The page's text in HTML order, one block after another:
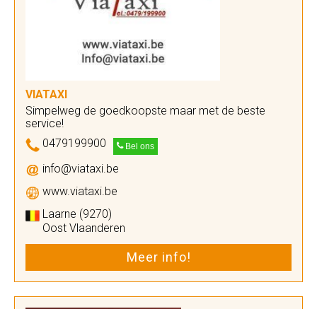
VIATAXI
Simpelweg de goedkoopste maar met de beste
service!
0479199900
Bel ons
info@viataxi.be
www.viataxi.be
Laarne (9270)
Oost Vlaanderen
Meer info!